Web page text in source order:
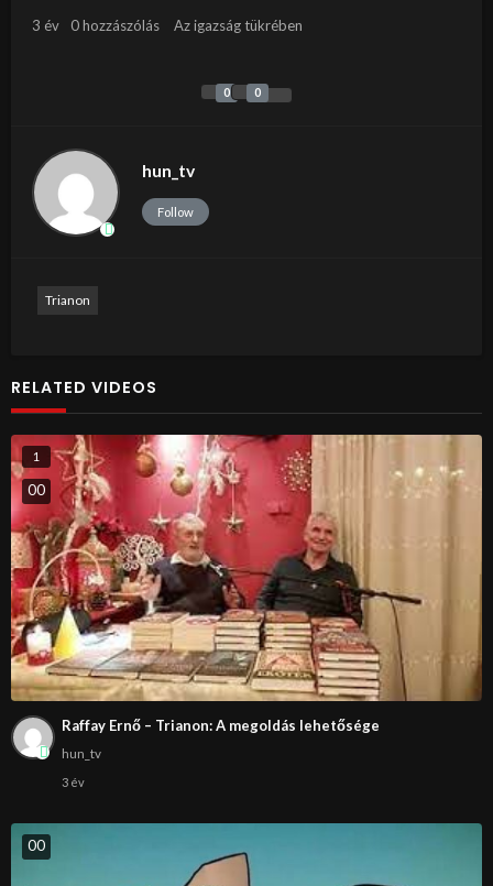
3 év 0 hozzászólás Az igazság tükrében
0 0
hun_tv
Follow
Trianon
RELATED VIDEOS
1
00
Raffay Ernő – Trianon: A megoldás lehetősége
hun_tv
3 év
00